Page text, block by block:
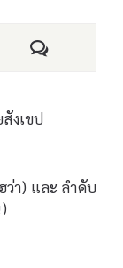
Comments
งเขป
ว่า) และ ลำดับ